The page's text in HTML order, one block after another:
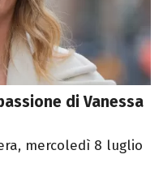
di Vanessa
mercoledì 8 luglio